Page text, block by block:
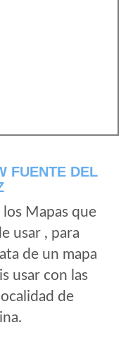
FUENTE DEL
Mapas que
usar , para
de un mapa
usar con las
de